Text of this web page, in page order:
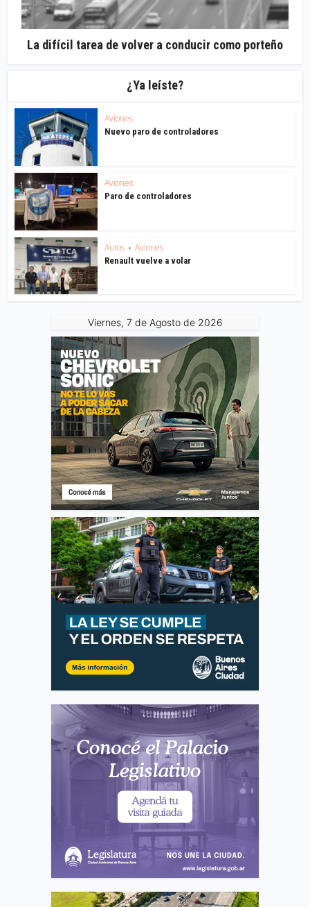
La difícil tarea de volver a conducir como porteño
¿Ya leíste?
Aviones
Nuevo paro de controladores
Aviones
Paro de controladores
Autos • Aviones
Renault vuelve a volar
Viernes, 7 de Agosto de 2026